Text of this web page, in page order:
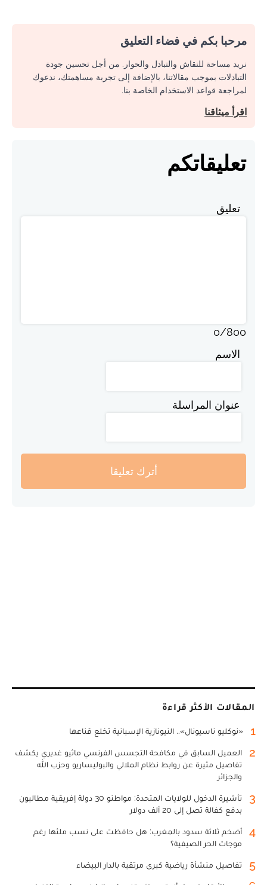
مرحبا بكم في فضاء التعليق
نريد مساحة للنقاش والتبادل والحوار. من أجل تحسين جودة
التبادلات بموجب مقالاتنا، بالإضافة إلى تجربة مساهمتك، ندعوك
لمراجعة قواعد الاستخدام الخاصة بنا.
اقرأ ميثاقنا
تعليقاتكم
تعليق
0/800
الاسم
عنوان المراسلة
أترك تعليقا
المقالات الأكثر قراءة
1 «نوكليو ناسيونال».. النيونازية الإسبانية تخلع قناعها
2
العميل السابق في مكافحة التجسس الفرنسي ماثيو غديري يكشف
تفاصيل مثيرة عن روابط نظام الملالي والبوليساريو وحزب الله
والجزائر
3
تأشيرة الدخول للولايات المتحدة: مواطنو 30 دولة إفريقية مطالبون
بدفع كفالة تصل إلى 20 ألف دولار
4
أضخم ثلاثة سدود بالمغرب: هل حافظت على نسب ملئها رغم
موجات الحر الصيفية؟
5 تفاصيل منشأة رياضية كبرى مرتقبة بالدار البيضاء